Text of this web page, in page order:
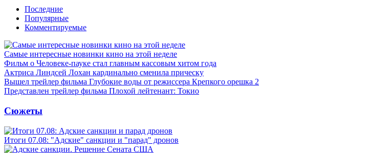
Последние
Популярные
Комментируемые
Самые интересные новинки кино на этой неделе
Фильм о Человеке-пауке стал главным кассовым хитом года
Актриса Линдсей Лохан кардинально сменила прическу
Вышел трейлер фильма Глубокие воды от режиссера Крепкого орешка 2
Представлен трейлер фильма Плохой лейтенант: Токио
Сюжеты
Итоги 07.08: "Адские" санкции и "парад" дронов